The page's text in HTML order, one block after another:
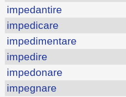
impedantire
impedicare
impedimentare
impedire
impedonare
impegnare